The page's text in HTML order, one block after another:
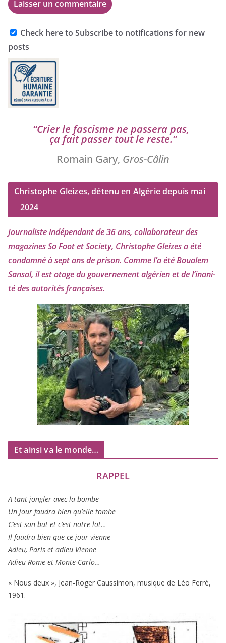
Check here to Subscribe to notifications for new
posts
“Crier le fas­cisme ne pas­se­ra pas,
ça fait pas­ser tout le reste.”
Romain Gary, Gros-Câlin
Christophe Gleizes, détenu en Algérie depuis mai
2024
Journaliste indé­pen­dant de36ans, col­la­bo­ra­teur des
maga­zines So Foot et Society, Christophe Gleizesa été
condam­né à sept ans de pri­son. Comme l’a été Boualem
Sansal, il est otage du gou­ver­ne­ment algé­rien et de l’i­na­ni­
té des auto­ri­tés françaises.
Et ainsi va le monde…
RAPPEL
A tant jon­gler avec la bombe
Un jour fau­dra bien qu’elle tombe
C’est son but et c’est notre lot…
Il fau­dra bien que ce jour vienne
Adieu, Paris et adieu Vienne
Adieu Rome et Monte-Carlo…
« Nous deux », Jean-Roger Caussimon, musique de Léo Ferré,
1961 .
– – – – – – – – –